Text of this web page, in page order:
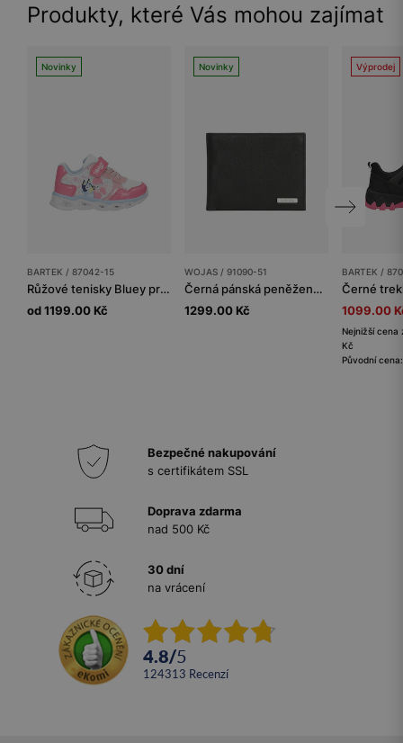
Produkty, které Vás mohou zajímat
Novinky
BARTEK / 87042-15
Růžové tenisky Bluey pro dívky BARTEK 87042-15
od 1199.00 Kč
Novinky
WOJAS / 91090-51
Černá pánská peněženka s jemným vzorem
1299.00 Kč
Výprodej
BARTEK /
1099.00
Nejnižší cena
Kč
Původní
Bezpečné nakupování
s certifikátem SSL
Doprava zdarma
nad 500 Kč
30 dní
na vrácení
4.8/5
124313 recenzí